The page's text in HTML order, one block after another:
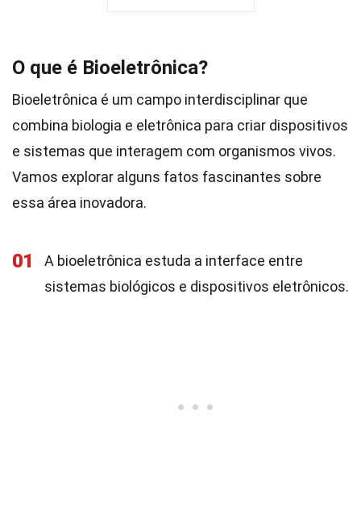
O que é Bioeletrônica?
Bioeletrônica é um campo interdisciplinar que
combina biologia e eletrônica para criar dispositivos
e sistemas que interagem com organismos vivos.
Vamos explorar alguns fatos fascinantes sobre
essa área inovadora.
01
A bioeletrônica estuda a interface entre
sistemas biológicos e dispositivos eletrônicos.